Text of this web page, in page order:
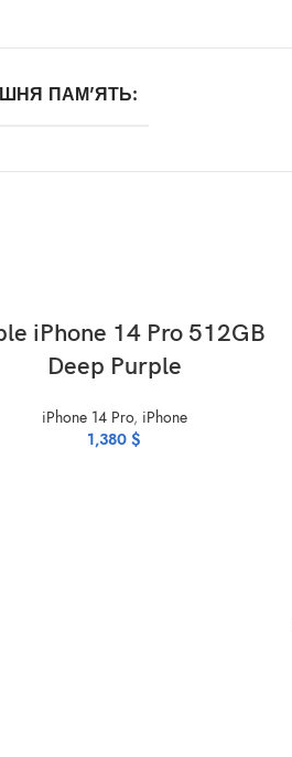
ПАМ'ЯТЬ:
iPhone 14 Pro 512GB
Deep Purple
iPhone 14 Pro, iPhone
1,380 $